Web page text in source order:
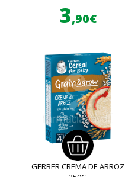
3,90€
GERBER CREMA DE ARROZ